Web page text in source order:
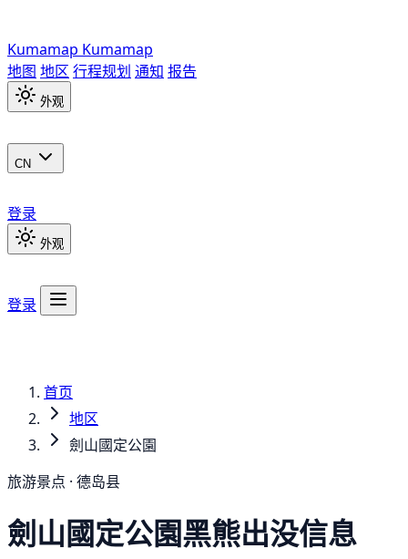
Kumamap Kumamap
地图 地区 行程规划 通知 报告
外观
CN
登录
外观
登录
首页
地区
劍山國定公園
旅游景点 · 德岛县
劍山國定公園黑熊出没信息